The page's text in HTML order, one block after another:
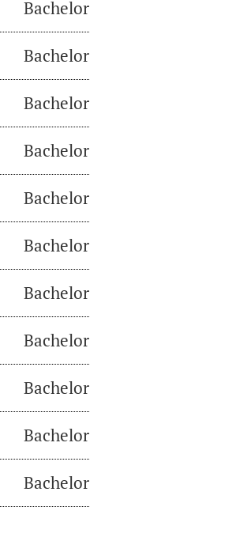
Bachelor
Bachelor
Bachelor
Bachelor
Bachelor
Bachelor
Bachelor
Bachelor
Bachelor
Bachelor
Bachelor